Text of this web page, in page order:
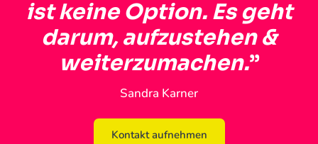
ist keine Option. Es geht
darum, aufzustehen &
weiterzumachen.”
Sandra Karner
Kontakt aufnehmen